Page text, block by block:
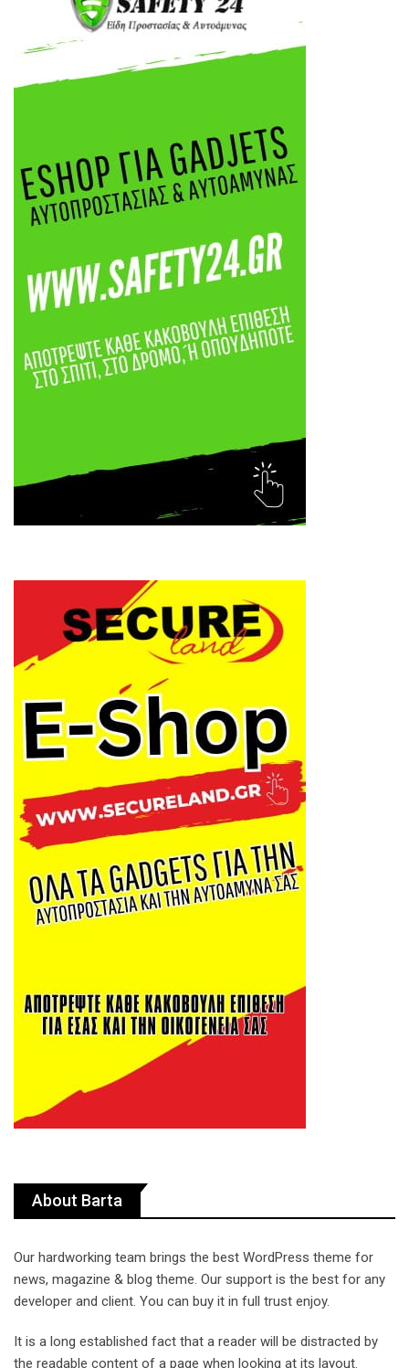
About Barta
Our hardworking team brings the best WordPress theme for
news, magazine & blog theme. Our support is the best for any
developer and client. You can buy it in full trust enjoy.
It is a long established fact that a reader will be distracted by
the readable content of a page when looking at its layout.